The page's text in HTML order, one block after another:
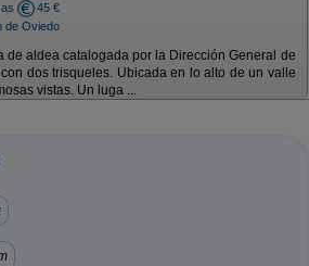
45 €
de Oviedo
de aldea catalogada por la Dirección General de
dos trisqueles. Ubicada en lo alto de un valle
vistas. Un luga ...